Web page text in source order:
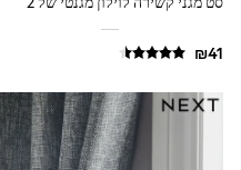
All T-Shirts
Long Sleeve
Short Sleeve
Plain T-Shirts
Multipacks
Top & Short Sets
Top & Legging Sets